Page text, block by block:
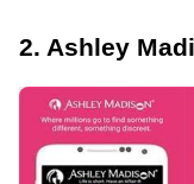
2. Ashley